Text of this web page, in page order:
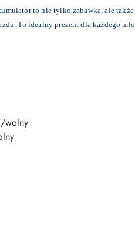
to nie tylko zabawka, ale
To idealny prezent dla każdego
wolny